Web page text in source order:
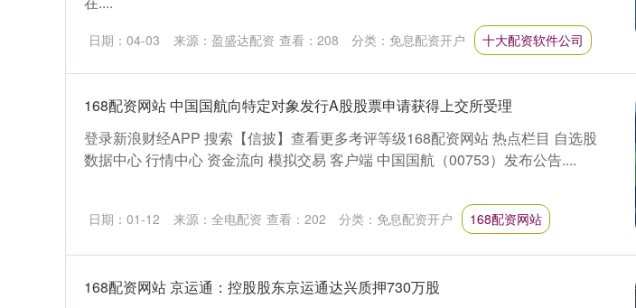
日期：04-03 来源：盈盛达配资 查看： 208 分类： 免息配资开户 十大配资软件公司
168配资网站 中国国航向特定对象发行A股股票申请获得上交所受理
登录新浪财经APP 搜索【信披】查看更多考评等级168配资网站 热点栏目 自选股
数据中心 行情中心 资金流向 模拟交易 客户端 中国国航（00753）发布公告....
日期：01-12 来源：全电配资 查看： 202 分类： 免息配资开户 168配资网站
168配资网站 京运通：控股股东京运通达兴质押730万股